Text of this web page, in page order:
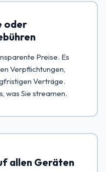
oder
Preise. Es
Verpflichtungen,
Verträge.
was Sie streamen.
allen Geräten